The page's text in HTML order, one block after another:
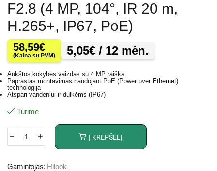
F2.8 (4 MP, 104°, IR 20 m,
H.265+, IP67, PoE)
58,59€
(Kaina su PVM) 5,05€ / 12 mėn.
Aukštos kokybės vaizdas su 4 MP raiška
Paprastas montavimas naudojant PoE (Power over Ethernet)
technologiją
Atspari vandeniui ir dulkėms (IP67)
Turime
Į KREPŠELĮ
Gamintojas: Hilook